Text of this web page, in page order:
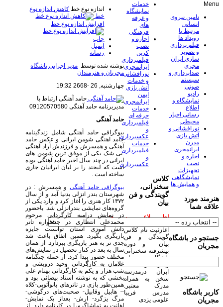
اندازه نوع خط کاهش اندازه نوع
خط
افزایش اندازه نوع خط
چاپ
ایمیل
رسانه
نوشته شده توسط مدیر اجرایی باشگاه
مجریان و هنرمندان
چهارشنبه, 26 -2668 19:32
حامد آهنگی ارتباط با
مدیربرنامه حامد آهنگی 09120570580
حامد آهنگی
بیوگرافی حامد آهنگی شامل زندگینامه
حامد اهنگی شومن ایرانی و عکس حامد
آهنگی و همسرش و فرزندش آراد آهنگی
.بی شک یکی از موفق ترین شومن های
ایرانی در چند سال اخیر حامد آهنگی بوده
است که لبخند را بر لبان ایرانیان جاری
ساخته است .
بیوگرافی حامد آهنگیو همسرش : در
شهرستان بندر انزلی بدنیا آمد و از سال
۱۳۷۲ کار هنری را آغاز کرد و وارد یکی از
گروه‌های نمایشی بندرانزلی شد. باحضور
در نمایش درامبه کارگردانی مرحوم
محمدعلی انتظاری در جشنواره تاتر
دانش آموزی استان توانست جایزه
بازیگری بگیرد. همین اتفاق باعث شد
جدی تر به هنر بازیگری بپردازد. از همان
سال به بعد در کنار تحصیل در نمایش‌های
مختلف حضور پیدا کرد. از جمله جنگنامه
غلامان به کارگردانی وحید درویشی و
شب هزار و یکم به کارگردانی بهنام علی
بخشی که به نوشته استاد بیضائی بود و
همین‌طور بازی در تاترهای بانوآئویی-کلاه
– هابیل وقابیل- صحبت‌های درگوشی-
مرگ یزگرد- ارش- بعداز یک نمایش-
اهانت به تماشاگرورا در کارنامه دارد. از
خدمات
نمایشگاه
و غرفه
های
فرهنگی
اجاره و
نصب
کرین
فیلمبرداری
ایرانمجری
نورافشانی
و خدمات
آتش بازی
ایمن
ایرانمجری
خدمات
حرفه ای
فیلمبرداری
و
عکسبرداری
خدمات
فیلمبرداری
و
عکسبرداری
کلاس
سخنرانی،
گویندگی و فن
بیان
اطــــــلاعــــــــیــــــه:
آغازثبت نام کلاس
گویندگی و فن
بیان و دوره
پیشرفته سخنرانی
باشگاه مجریان
ایران درمدرسه
سخن به همراه
مدرک معتبر.
مدرس فریبا
علومی یزدی
Menu
تامین نیروی
انسانی
مرتبط با
رویداد ها
فیلم برداری
و تصویر
سازی ایران
مجری
صدابرداری و
سیستم
صوتی
رادیو
نمایشگاه و
اطلاع
رسانی اخبار
محیطی
نورافشانی و
آتش بازی
مدرن
ایرانمجری
اجاره و
نصب
تجهیزات
نمایشگاهی
و همایش ها
هنرمند مورد
علاقه شما
جستجو در باشگاه
مجریان
کاربر باشگاه
مجریان